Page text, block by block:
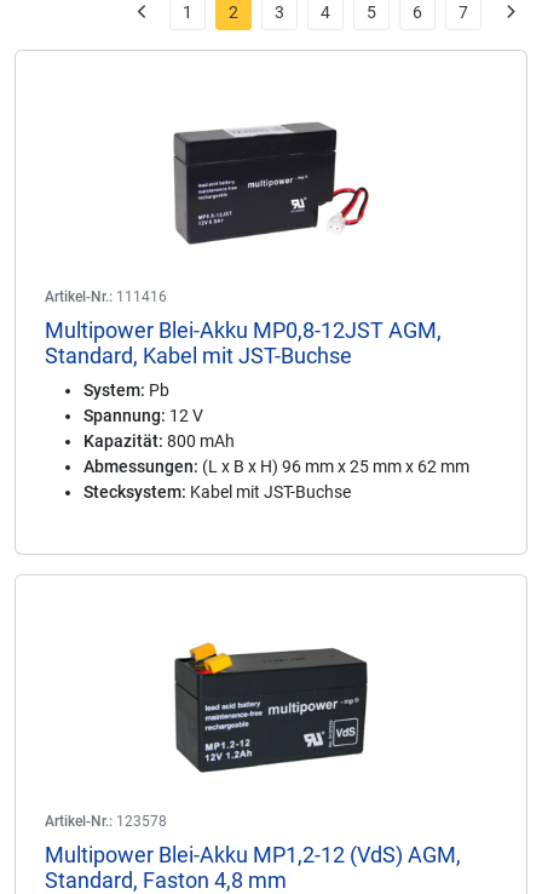
1 2 3 4 5 6 7
Artikel-Nr.: 111416
Multipower Blei-Akku MP0,8-12JST AGM,
Standard, Kabel mit JST-Buchse
System: Pb
Spannung: 12 V
Kapazität: 800 mAh
Abmessungen: (L x B x H) 96 mm x 25 mm x 62 mm
Stecksystem: Kabel mit JST-Buchse
Artikel-Nr.: 123578
Multipower Blei-Akku MP1,2-12 (VdS) AGM,
Standard, Faston 4,8 mm